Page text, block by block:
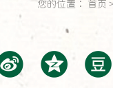
您的位置： 首页 >